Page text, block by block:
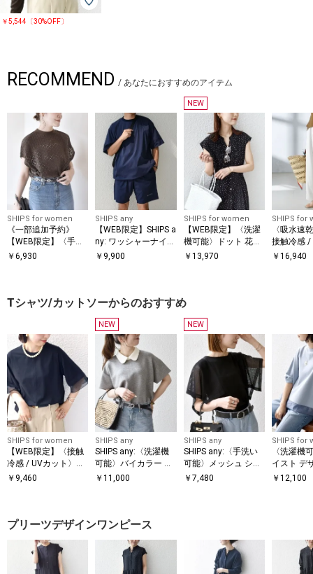
￥5,544〔30%OFF〕
RECOMMEND / あなたにおすすめのアイテム
SHIPS for women
《一部追加予約》
【WEB限定】〈手洗
い可能〉アイレット
￥ 6,930
SHIPS any
【WEB限定】SHIPS a
ny: ワッシャーナイロ
ン スピンドル Tシャ
￥ 9,900
NEW
SHIPS for women
【WEB限定】〈洗濯
機可能〉ドット 花柄
サイド プリーツ フレ
￥ 13,970
SHIPS for
〈吸水速
接触冷感 /
能〉ツイ
￥16,940
Tシャツ/カットソーからのおすすめ
SHIPS for women
【WEB限定】〈接触
冷感 / UVカット〉シ
アー オーガンジー コ
￥ 9,460
NEW
SHIPS any
SHIPS any:〈洗濯機
可能〉バイカラー シ
ョートスリーブ プル
￥11,000
NEW
SHIPS any
SHIPS any:〈手洗い
可能〉メッシュ シア
ー ハンカチ スリーブ
￥ 7,480
SHIPS for
〈洗濯機
イスト デ
ー ドッキ
￥12,100
プリーツデザインワンピース